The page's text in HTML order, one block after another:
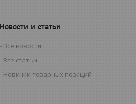
Новости и статьи
Все новости
Все статьи
Новинки товарных позиций